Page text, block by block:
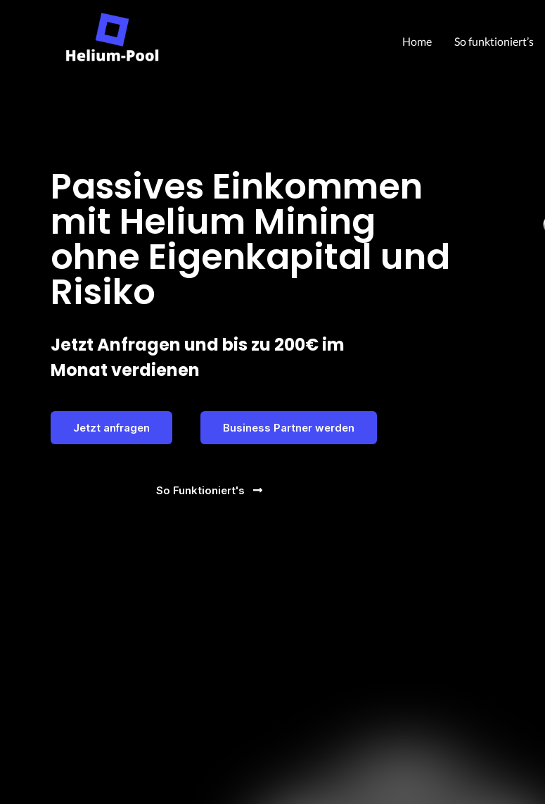
Home So funktioniert’s
Passives Einkommen
mit Helium Mining
ohne Eigenkapital und
Risiko
Jetzt Anfragen und bis zu 200€ im
Monat verdienen
Jetzt anfragen Business Partner werden
So Funktioniert's